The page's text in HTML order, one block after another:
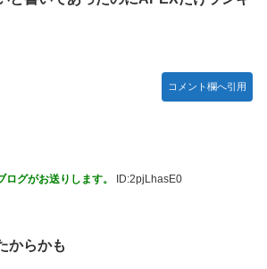
コメント欄へ引用
グがお送りします。 ID:2pjLhasE0
からかも